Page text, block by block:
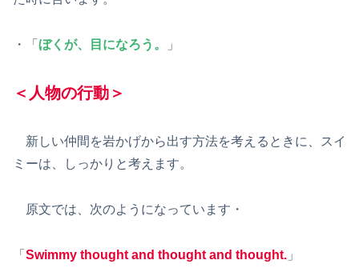
・「 ぼくが、目になろう。 」
＜人物の行動＞
新しい仲間を岩かげから出す方法を考えるときに、スイ
ミーは、しっかりと考えます。
原文では、次のようになっています・
「 Swimmy thought and thought and thought. 」